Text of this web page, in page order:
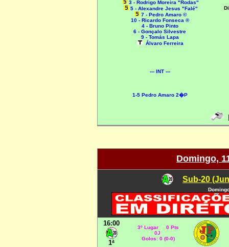
3 - Rodrigo Moreira "Rodas"
5 - Alexandre Jesus "Falé"
7 - Pedro Amaro ©
10 - Ricardo Fonseca ®
4 - Bruno Pinto
6 - Gonçalo Silvestre
9 - Tomás Lapa
Álvaro Ferreira
--- INT ---
1-5 Pedro Amaro 2�P
Domingo,
Sub-20
16:00
1ª
3º Lugar 0 Pts
0J
Golos: 0 (0-0)